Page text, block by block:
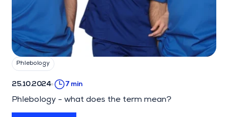
Phlebology
25.10.2024 7 min
Phlebology - what does the term mean?